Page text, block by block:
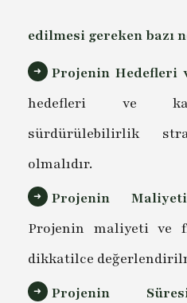
edilmesi gereken bazı
Projenin Hedefleri
hedefleri ve
sürdürülebilirlik
olmalıdır.
Projenin
Projenin maliyeti ve
dikkatilce
Projenin